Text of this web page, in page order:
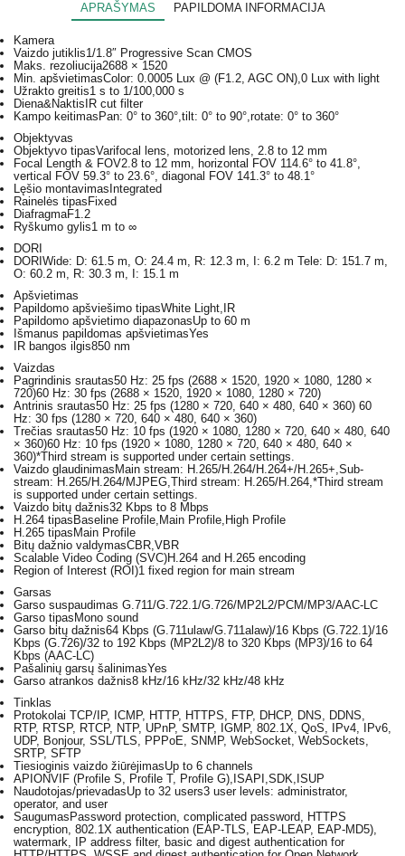
APRAŠYMAS PAPILDOMA INFORMACIJA
Kamera
Vaizdo jutiklis1/1.8″ Progressive Scan CMOS
Maks. rezoliucija2688 × 1520
Min. apšvietimasColor: 0.0005 Lux @ (F1.2, AGC ON),0 Lux with light
Užrakto greitis1 s to 1/100,000 s
Diena&Naktis IR cut filter
Kampo keitimas Pan: 0° to 360°,tilt: 0° to 90°,rotate: 0° to 360°
Objektyvas
Objektyvo tipasVarifocal lens, motorized lens, 2.8 to 12 mm
Focal Length & FOV2.8 to 12 mm, horizontal FOV 114.6° to 41.8°,
vertical FOV 59.3° to 23.6°, diagonal FOV 141.3° to 48.1°
Lęšio montavimas Integrated
Rainelės tipas Fixed
DiafragmaF1.2
Ryškumo gylis1 m to ∞
DORI
DORI Wide: D: 61.5 m, O: 24.4 m, R: 12.3 m, I: 6.2 m Tele: D: 151.7 m,
O: 60.2 m, R: 30.3 m, I: 15.1 m
Apšvietimas
Papildomo apšviešimo tipasWhite Light,IR
Papildomo apšvietimo diapazonasUp to 60 m
Išmanus papildomas apšvietimasYes
IR bangos ilgis850 nm
Vaizdas
Pagrindinis srautas50 Hz: 25 fps (2688 × 1520, 1920 × 1080, 1280 ×
720)60 Hz: 30 fps (2688 × 1520, 1920 × 1080, 1280 × 720)
Antrinis srautas50 Hz: 25 fps (1280 × 720, 640 × 480, 640 × 360) 60
Hz: 30 fps (1280 × 720, 640 × 480, 640 × 360)
Trečias srautas50 Hz: 10 fps (1920 × 1080, 1280 × 720, 640 × 480, 640
× 360)60 Hz: 10 fps (1920 × 1080, 1280 × 720, 640 × 480, 640 ×
360)*Third stream is supported under certain settings.
Vaizdo glaudinimas Main stream: H.265/H.264/H.264+/H.265+,Sub-
stream: H.265/H.264/MJPEG,Third stream: H.265/H.264,*Third stream
is supported under certain settings.
Vaizdo bitų dažnis32 Kbps to 8 Mbps
H.264 tipas Baseline Profile,Main Profile,High Profile
H.265 tipas Main Profile
Bitų dažnio valdymasCBR,VBR
Scalable Video Coding (SVC)H.264 and H.265 encoding
Region of Interest (ROI)1 fixed region for main stream
Garsas
Garso suspaudimas G.711/G.722.1/G.726/MP2L2/PCM/MP3/AAC-LC
Garso tipas Mono sound
Garso bitų dažnis64 Kbps (G.711ulaw/G.711alaw)/16 Kbps (G.722.1)/16
Kbps (G.726)/32 to 192 Kbps (MP2L2)/8 to 320 Kbps (MP3)/16 to 64
Kbps (AAC-LC)
Pašalinių garsų šalinimasYes
Garso atrankos dažnis8 kHz/16 kHz/32 kHz/48 kHz
Tinklas
Protokolai TCP/IP, ICMP, HTTP, HTTPS, FTP, DHCP, DNS, DDNS,
RTP, RTSP, RTCP, NTP, UPnP, SMTP, IGMP, 802.1X, QoS, IPv4, IPv6,
UDP, Bonjour, SSL/TLS, PPPoE, SNMP, WebSocket, WebSockets,
SRTP, SFTP
Tiesioginis vaizdo žiūrėjimasUp to 6 channels
API ONVIF (Profile S, Profile T, Profile G),ISAPI,SDK,ISUP
Naudotojas/prievadasUp to 32 users3 user levels: administrator,
operator, and user
Saugumas Password protection, complicated password, HTTPS
encryption, 802.1X authentication (EAP-TLS, EAP-LEAP, EAP-MD5),
watermark, IP address filter, basic and digest authentication for